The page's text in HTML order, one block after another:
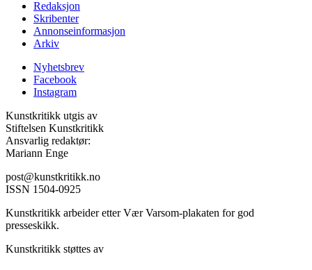
Redaksjon
Skribenter
Annonseinformasjon
Arkiv
Nyhetsbrev
Facebook
Instagram
Kunstkritikk utgis av
Stiftelsen Kunstkritikk
Ansvarlig redaktør:
Mariann Enge
post@kunstkritikk.no
ISSN 1504-0925
Kunstkritikk arbeider etter Vær Varsom-plakaten for god
presseskikk.
Kunstkritikk støttes av